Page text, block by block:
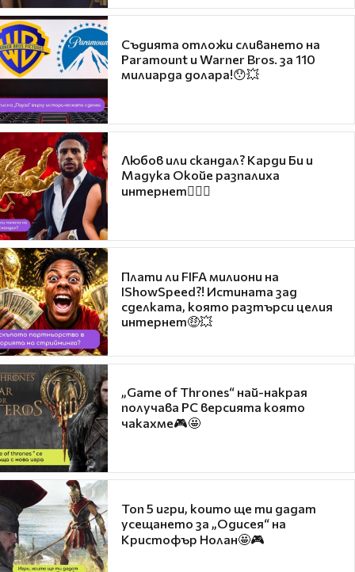
Съдията отложи сливането на
Paramount и Warner Bros. за 110
милиарда долара!😯💥
Любов или скандал? Карди Би и
Мадука Окойе разпалиха
интернет❤️‍🔥🔥
Плати ли FIFA милиони на
IShowSpeed?! Истината зад
сделката, която разтърси целия
интернет🤑💥
„Game of Thrones“ най-накрая
получава PC версията която
чакахме🎮🤩
Топ 5 игри, които ще ти дадат
усещането за „Одисея“ на
Кристофър Нолан🤩🎮